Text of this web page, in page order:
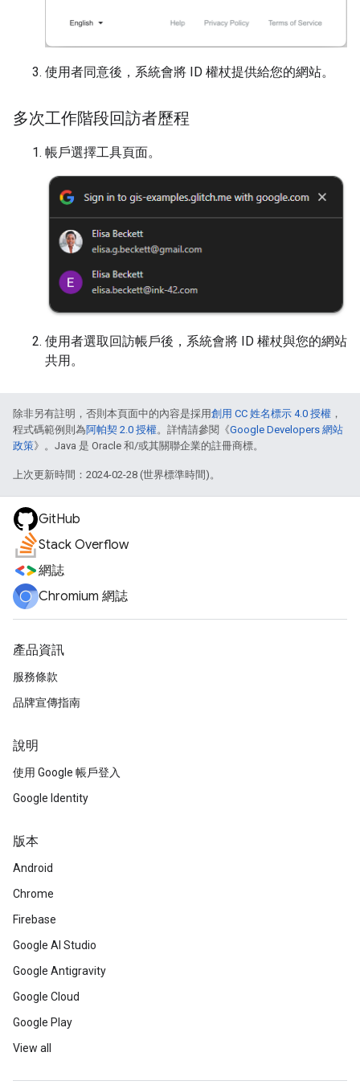
使用者同意後，系統會將 ID 權杖提供給您的網站。
多次工作階段回訪者歷程
帳戶選擇工具頁面。
使用者選取回訪帳戶後，系統會將 ID 權杖與您的網站
共用。
除非另有註明，否則本頁面中的內容是採用創用 CC 姓名標示 4.0 授權 ，
程式碼範例則為阿帕契 2.0 授權。詳情請參閱《Google Developers 網站
政策》。Java 是 Oracle 和/或其關聯企業的註冊商標。
上次更新時間：2024-02-28 (世界標準時間)。
GitHub
Stack Overflow
網誌
Chromium 網誌
產品資訊
服務條款
品牌宣傳指南
說明
使用 Google 帳戶登入
Google Identity
版本
Android
Chrome
Firebase
Google AI Studio
Google Antigravity
Google Cloud
Google Play
View all